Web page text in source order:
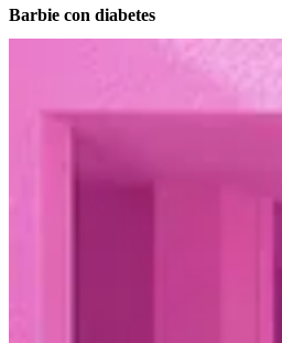
Barbie con diabetes